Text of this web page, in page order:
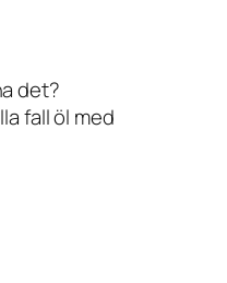
det?
fall öl med